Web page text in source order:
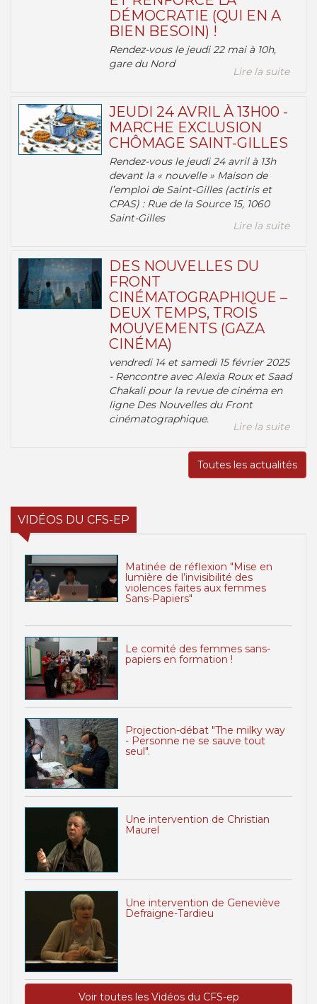
DÉMOCRATIE (QUI EN A
BIEN BESOIN) !
Rendez-vous le jeudi 22 mai à 10h,
gare du Nord
Lire la suite
JEUDI 24 AVRIL À 13H00 -
MARCHE EXCLUSION
CHÔMAGE SAINT-GILLES
Rendez-vous le jeudi 24 avril à 13h
devant la « nouvelle » Maison de
l’emploi de Saint-Gilles (actiris et
CPAS) : Rue de la Source 15, 1060
Saint-Gilles
Lire la suite
DES NOUVELLES DU
FRONT
CINÉMATOGRAPHIQUE –
DEUX TEMPS, TROIS
MOUVEMENTS (GAZA
CINÉMA)
vendredi 14 et samedi 15 février 2025
- Rencontre avec Alexia Roux et Saad
Chakali pour la revue de cinéma en
ligne Des Nouvelles du Front
cinématographique.
Lire la suite
Toutes les actualités
VIDÉOS DU CFS-EP
Matinée de réflexion "Mise en
lumière de l’invisibilité des
violences faites aux femmes
Sans-Papiers"
Le comité des femmes sans-
papiers en formation !
Projection-débat "The milky way
- Personne ne se sauve tout
seul".
Une intervention de Christian
Maurel
Une intervention de Geneviève
Defraigne-Tardieu
Voir toutes les Vidéos du CFS-ep